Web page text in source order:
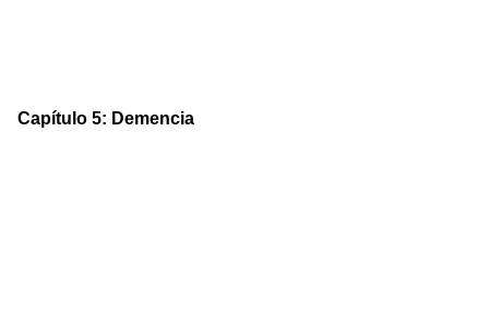
Capítulo 5: Demencia